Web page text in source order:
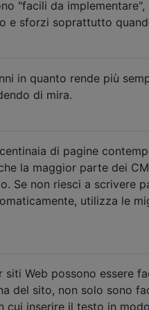
"facili da
e sforzi soprattutto
in quanto rende più
di mira.
di pagine
la maggior parte dei
Se non riesci a scrivere
utilizza le
siti Web possono essere
del sito, non solo sono
cui inserire il testo in